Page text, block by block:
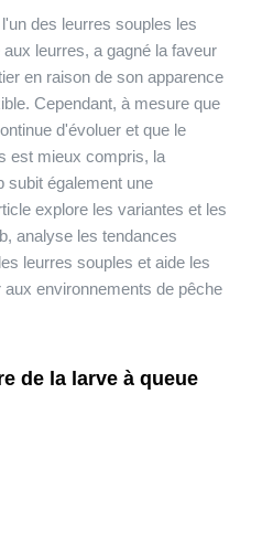
l'un des leurres souples les
leurres, a gagné la faveur
en raison de son apparence
Cependant, à mesure que
d'évoluer et que le
est mieux compris, la
subit également une
explore les variantes et les
analyse les tendances
leurres souples et aide les
environnements de pêche
de la larve à queue